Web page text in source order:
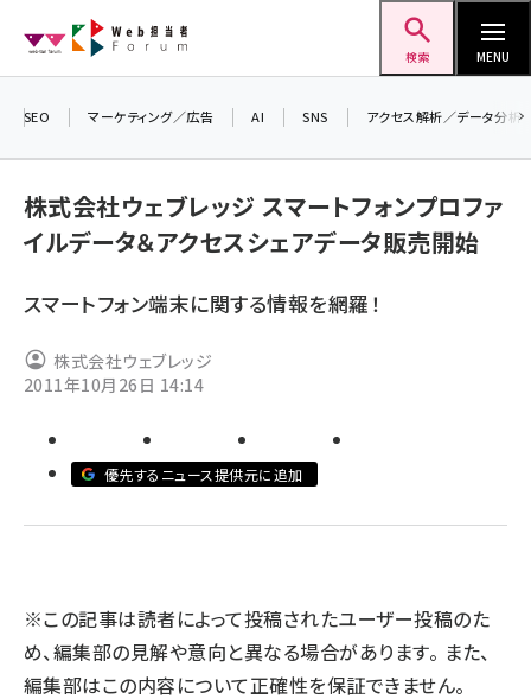
ン
検索 MENU
ai (2804)
youtube (2431)
note (2312)
セミナー (2306)
z世代 (1622)
meo (1275)
SEO マーケティング／広告 AI SNS アクセス解析／データ分析
株式会社ウェブレッジ スマートフォンプロファ
イルデータ＆アクセスシェアデータ販売開始
スマートフォン端末に関する情報を網羅！
株式会社ウェブレッジ
2011年10月26日 14:14
優先するニュース提供元に追加
※この記事は読者によって投稿されたユーザー投稿のた
め、編集部の見解や意向と異なる場合があります。 また、
編集部はこの内容について正確性を保証できません。
る